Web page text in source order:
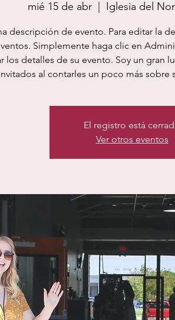
mié 15 de abr
  |
Iglesia del
descripción de evento. Para editar la
Simplemente haga clic en
los detalles de su evento. Soy un gran
al contarles un poco más sobre
El registro está
Ver otros eventos